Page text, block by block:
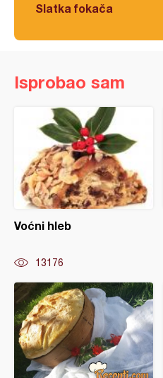
Slatka fokača
Isprobao sam
Voćni hleb
13176